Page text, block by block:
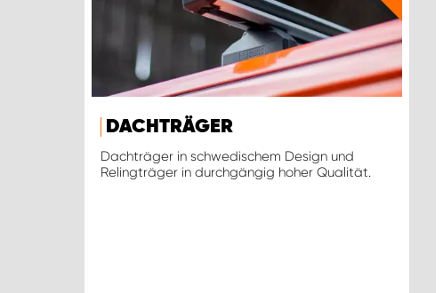
DACHTRÄGER
Dachträger in schwedischem Design und
Relingträger in durchgängig hoher Qualität.